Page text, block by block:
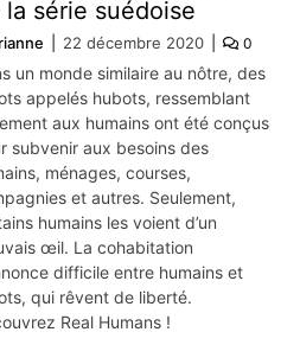
la série suédoise
22 décembre 2020 0
un monde similaire au nôtre, des
appelés hubots, ressemblant
aux humains ont été conçus
subvenir aux besoins des
ménages, courses,
et autres. Seulement,
humains les voient d’un
œil. La cohabitation
difficile entre humains et
qui rêvent de liberté.
Real Humans !